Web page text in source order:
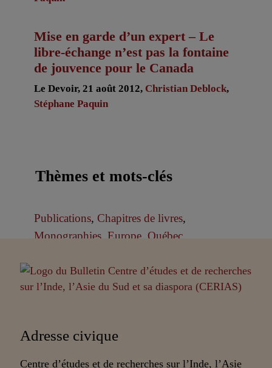
Mise en garde d’un expert – Le
libre-échange n’est pas la fontaine
de jouvence pour le Canada
Le Devoir, 21 août 2012, Christian Deblock,
Stéphane Paquin
Thèmes et mots-clés
Publications, Chapitres de livres,
Monographies, Europe, Québec
Adresse civique
Centre d’études et de recherches sur l’Inde, l’Asie